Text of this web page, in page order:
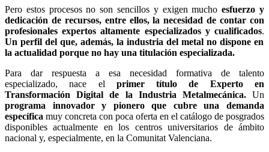
Pero estos procesos no son sencillos y exigen muchoesfuerzo y
dedicación de recursos, entre ellos, la necesidad de contar con
profesionales expertos altamente especializados y cualificados.
Un perfil del que, además, la industria del metal no dispone en
la actualidad porque no hay una titulación especializada.
Para dar respuesta a esa necesidad formativa de talento
especializado, nace el primer título de
Experto en
Transformación Digital de la Industria Metalmecánica.Un
programa innovador y pionero que cubre una demanda
específica muy concreta con poca oferta en el catálogo de posgrados
disponibles actualmente en los centros universitarios de ámbito
nacional y, especialmente, en la Comunitat Valenciana.